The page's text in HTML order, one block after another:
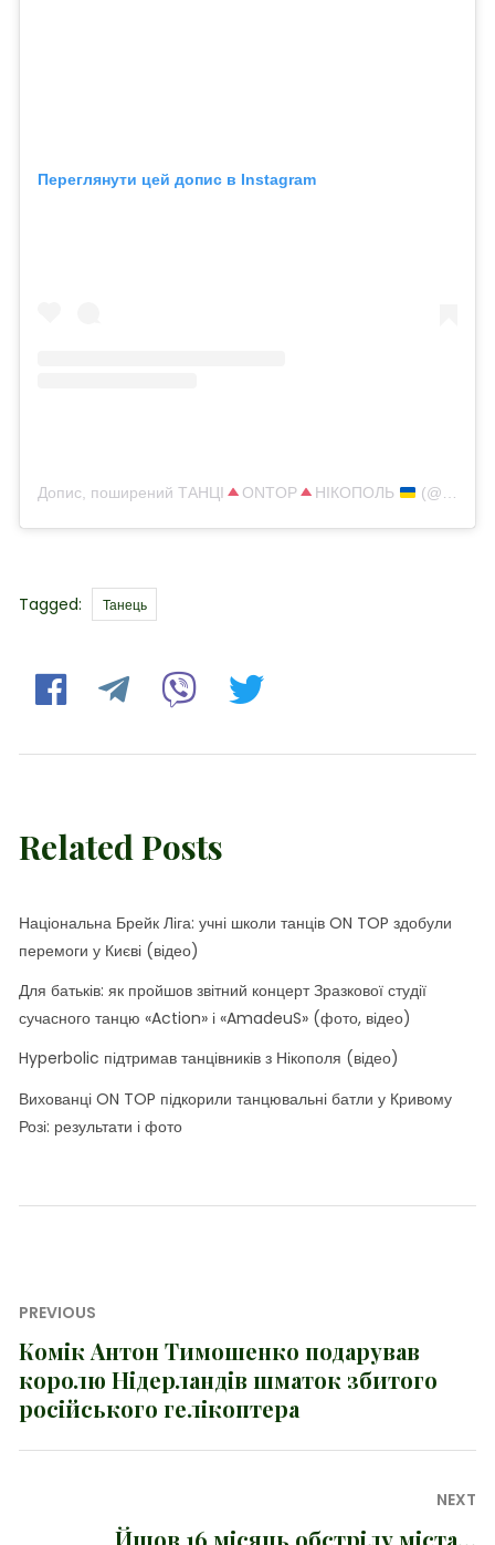
Переглянути цей допис в Instagram
Допис, поширений ТАНЦІ ONTOP НІКОПОЛЬ (@ontop_dancecenter)
Tagged: Tags
Танець
Related Posts
Національна Брейк Ліга: учні школи танців ON TOP здобули
перемоги у Києві (відео)
Для батьків: як пройшов звітний концерт Зразкової студії
сучасного танцю «Action» і «AmadeuS» (фото, відео)
Hyperbolic підтримав танцівників з Нікополя (відео)
Вихованці ON TOP підкорили танцювальні батли у Кривому
Розі: результати і фото
Навігація
записів
PREVIOUS
Previous
post:
Комік Антон Тимошенко подарував
королю Нідерландів шматок збитого
російського гелікоптера
NEXT
Йшов 16 місяць обстрілу міста…